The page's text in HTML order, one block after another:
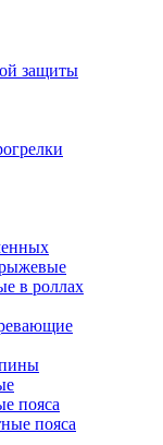
защиты
в роллах
пояса
пояса